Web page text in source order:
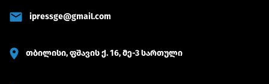
ipressge@gmail.com
თბილისი, ფშავის ქ. 16, მე-3 სართული